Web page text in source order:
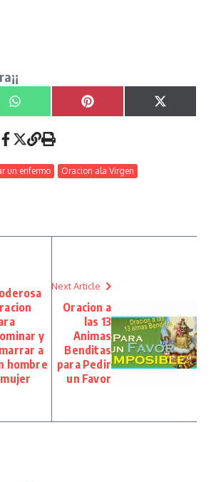
Compartir en
WhatsApp Compartir en
Pinterest
X
(Twitter)
un enfermo
Oracion ala Virgen
y
a
hombre
Next Article
Oracion a
las 13
Animas
Benditas
para Pedir
un Favor